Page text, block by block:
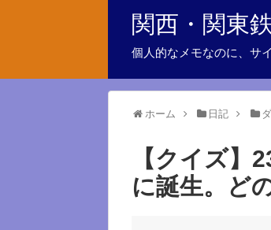
関西・関東
個人的なメモなのに、サ
ホーム 日記
【クイズ】
に誕生。ど